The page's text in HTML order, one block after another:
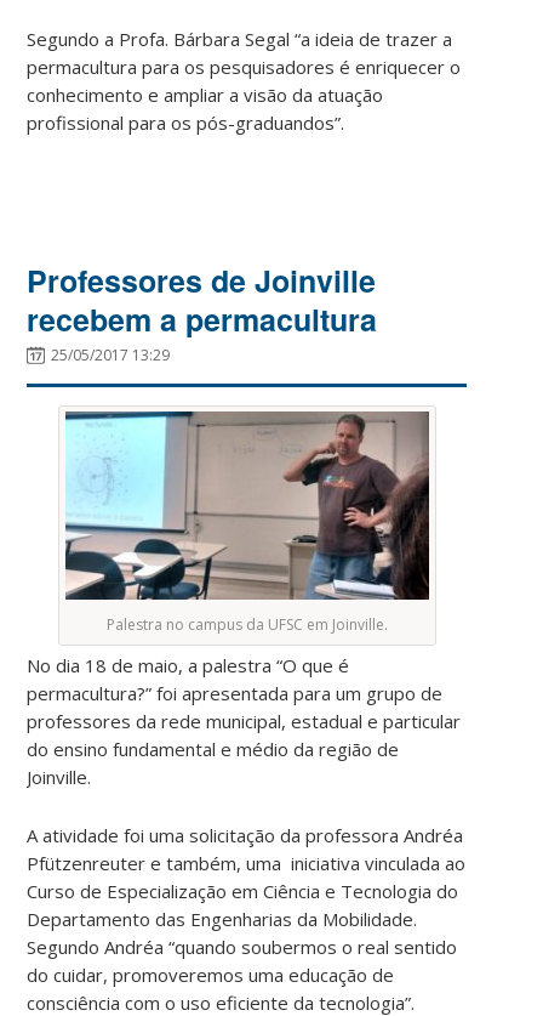
Segundo a Profa. Bárbara Segal “a ideia de trazer a
permacultura para os pesquisadores é enriquecer o
conhecimento e ampliar a visão da atuação
profissional para os pós-graduandos”.
Professores de Joinville
recebem a permacultura
25/05/2017 13:29
Palestra no campus da UFSC em Joinville.
No dia 18 de maio, a palestra “O que é
permacultura?” foi apresentada para um grupo de
professores da rede municipal, estadual e particular
do ensino fundamental e médio da região de
Joinville.
A atividade foi uma solicitação da professora Andréa
Pfützenreuter e também, uma iniciativa vinculada ao
Curso de Especialização em Ciência e Tecnologia do
Departamento das Engenharias da Mobilidade.
Segundo Andréa “quando soubermos o real sentido
do cuidar, promoveremos uma educação de
consciência com o uso eficiente da tecnologia”.